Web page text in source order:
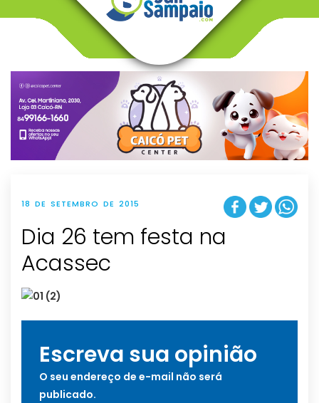
v
g
t
i
o
n
18 DE SETEMBRO DE 2015
Dia 26 tem festa na
Acassec
Escreva sua opinião
O seu endereço de e-mail não será
publicado.